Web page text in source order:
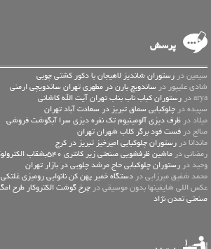
پرسش
سیمین در رستوران شاندیز لاهیجان با دکور کشتی چوبی
شادی علیپور در ساندویچ بارن در مطهری تهران ساندویچی ارمنی
arya در
رستوران کباب ناب بناب تهران آیت الله کاشانی
سپیده در چلوکبابی سماق تبریز در سعادت آباد تهران
میلاد در ظرف دیزی آلومینیوم تک نفره دیزی سرا آبگوشت فروشی
صالح در فست فود برگر کلاب شهران تهران
ماندانا در رستوران چلوکبابی امیرخیز تبریز در کرج
رمضانی در ماشین ظرفشویی صنعتی زیر کانتری 540بشقاب الکترولوکس
وحید در رستوران چلوکبابی حاج مرشد چلویی در بازار تهران
محمد شفیق میرزایی در دستگاه خمیر پهن کن نانوایی رومیزی غلتکی
عكس اللي شايفينها بدون موسيقى در
صنعتی تمدن نژاد